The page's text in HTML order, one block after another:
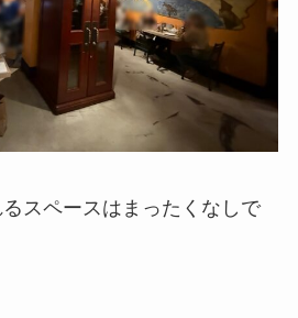
スペースはまったくなしで